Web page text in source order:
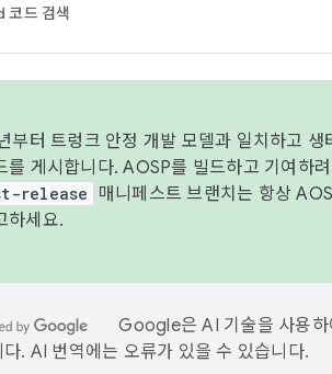
드 검색
부터 트렁크 안정 개발 모델과 일치하고
를 게시합니다. AOSP를 빌드하고 기여하
release
매니페스트 브랜치는 항상
하세요.
Google은 AI 기술을 사용하
다. AI 번역에는 오류가 있을 수 있습니다.